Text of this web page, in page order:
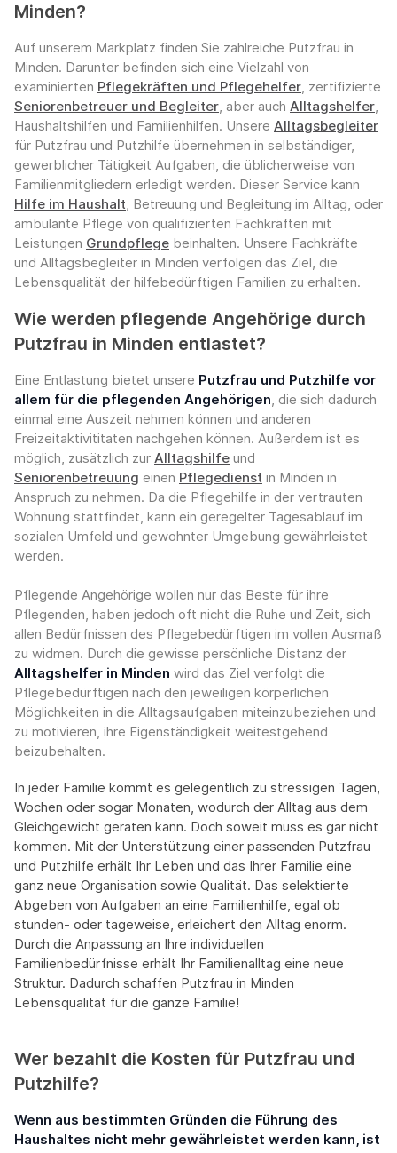
Minden?
Auf unserem Markplatz finden Sie zahlreiche Putzfrau in
Minden. Darunter befinden sich eine Vielzahl von
examinierten Pflegekräften und Pflegehelfer, zertifizierte
Seniorenbetreuer und Begleiter, aber auch Alltagshelfer,
Haushaltshilfen und Familienhilfen. Unsere Alltagsbegleiter
für Putzfrau und Putzhilfe übernehmen in selbständiger,
gewerblicher Tätigkeit Aufgaben, die üblicherweise von
Familienmitgliedern erledigt werden. Dieser Service kann
Hilfe im Haushalt, Betreuung und Begleitung im Alltag, oder
ambulante Pflege von qualifizierten Fachkräften mit
Leistungen Grundpflege beinhalten. Unsere Fachkräfte
und Alltagsbegleiter in Minden verfolgen das Ziel, die
Lebensqualität der hilfebedürftigen Familien zu erhalten.
Wie werden pflegende Angehörige durch
Putzfrau in Minden entlastet?
Eine Entlastung bietet unsere Putzfrau und Putzhilfe vor
allem für die pflegenden Angehörigen, die sich dadurch
einmal eine Auszeit nehmen können und anderen
Freizeitaktivititaten nachgehen können. Außerdem ist es
möglich, zusätzlich zur Alltagshilfe und
Seniorenbetreuung einen Pflegedienst in Minden in
Anspruch zu nehmen. Da die Pflegehilfe in der vertrauten
Wohnung stattfindet, kann ein geregelter Tagesablauf im
sozialen Umfeld und gewohnter Umgebung gewährleistet
werden.
Pflegende Angehörige wollen nur das Beste für ihre
Pflegenden, haben jedoch oft nicht die Ruhe und Zeit, sich
allen Bedürfnissen des Pflegebedürftigen im vollen Ausmaß
zu widmen. Durch die gewisse persönliche Distanz der
Alltagshelfer in Minden wird das Ziel verfolgt die
Pflegebedürftigen nach den jeweiligen körperlichen
Möglichkeiten in die Alltagsaufgaben miteinzubeziehen und
zu motivieren, ihre Eigenständigkeit weitestgehend
beizubehalten.
In jeder Familie kommt es gelegentlich zu stressigen Tagen,
Wochen oder sogar Monaten, wodurch der Alltag aus dem
Gleichgewicht geraten kann. Doch soweit muss es gar nicht
kommen. Mit der Unterstützung einer passenden Putzfrau
und Putzhilfe erhält Ihr Leben und das Ihrer Familie eine
ganz neue Organisation sowie Qualität. Das selektierte
Abgeben von Aufgaben an eine Familienhilfe, egal ob
stunden- oder tageweise, erleichert den Alltag enorm.
Durch die Anpassung an Ihre individuellen
Familienbedürfnisse erhält Ihr Familienalltag eine neue
Struktur. Dadurch schaffen Putzfrau in Minden
Lebensqualität für die ganze Familie!
Wer bezahlt die Kosten für Putzfrau und
Putzhilfe?
Wenn aus bestimmten Gründen die Führung des
Haushaltes nicht mehr gewährleistet werden kann, ist